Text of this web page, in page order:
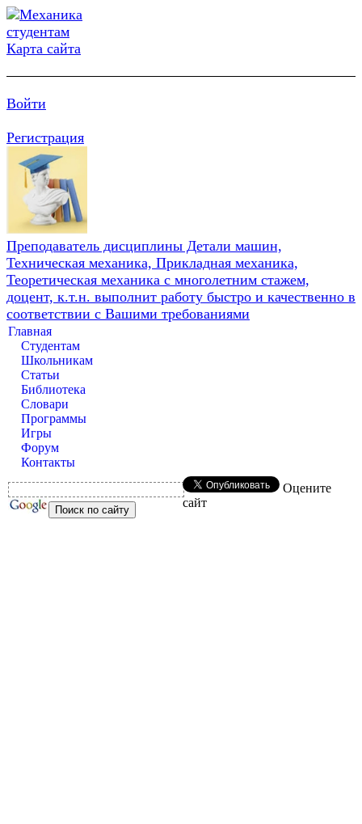
Карта сайта
Войти
Регистрация
Преподаватель дисциплины Детали машин,
Техническая механика, Прикладная механика,
Теоретическая механика с многолетним стажем,
доцент, к.т.н. выполнит работу быстро и качественно в
соответствии с Вашими требованиями
Главная
Студентам
Школьникам
Статьи
Библиотека
Словари
Программы
Игры
Форум
Контакты
Оцените
сайт